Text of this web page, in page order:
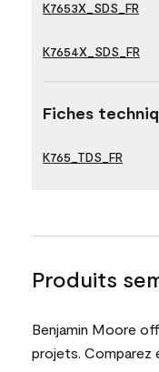
K7653X_SDS_FR
K7654X_SDS_FR
Fiches
K765_TDS_FR
Produits
Benjamin Moore
projets. Comparez